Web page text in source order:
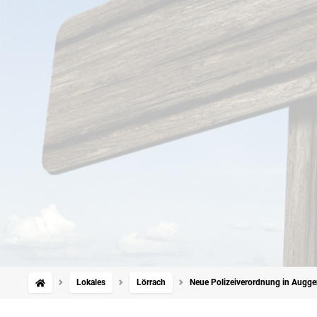
Lokales Lörrach Neue Polizeiverordnung in